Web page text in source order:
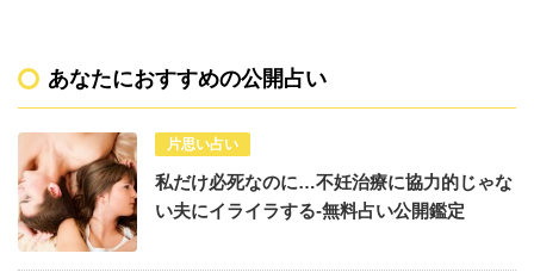
あなたにおすすめの公開占い
片思い占い
私だけ必死なのに…不妊治療に協力的じゃな
い夫にイライラする-無料占い公開鑑定